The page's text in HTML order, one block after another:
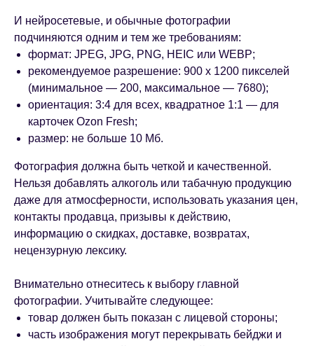
И нейросетевые, и обычные фотографии
подчиняются одним и тем же требованиям:
формат: JPEG, JPG, PNG, HEIC или WEBP;
рекомендуемое разрешение: 900 х 1200 пикселей
(минимальное — 200, максимальное — 7680);
ориентация: 3:4 для всех, квадратное 1:1 — для
карточек Ozon Fresh;
размер: не больше 10 Мб.
Фотография должна быть четкой и качественной.
Нельзя добавлять алкоголь или табачную продукцию
даже для атмосферности, использовать указания цен,
контакты продавца, призывы к действию,
информацию о скидках, доставке, возвратах,
нецензурную лексику.
Внимательно отнеситесь к выбору главной
фотографии. Учитывайте следующее:
товар должен быть показан с лицевой стороны;
часть изображения могут перекрывать бейджи и